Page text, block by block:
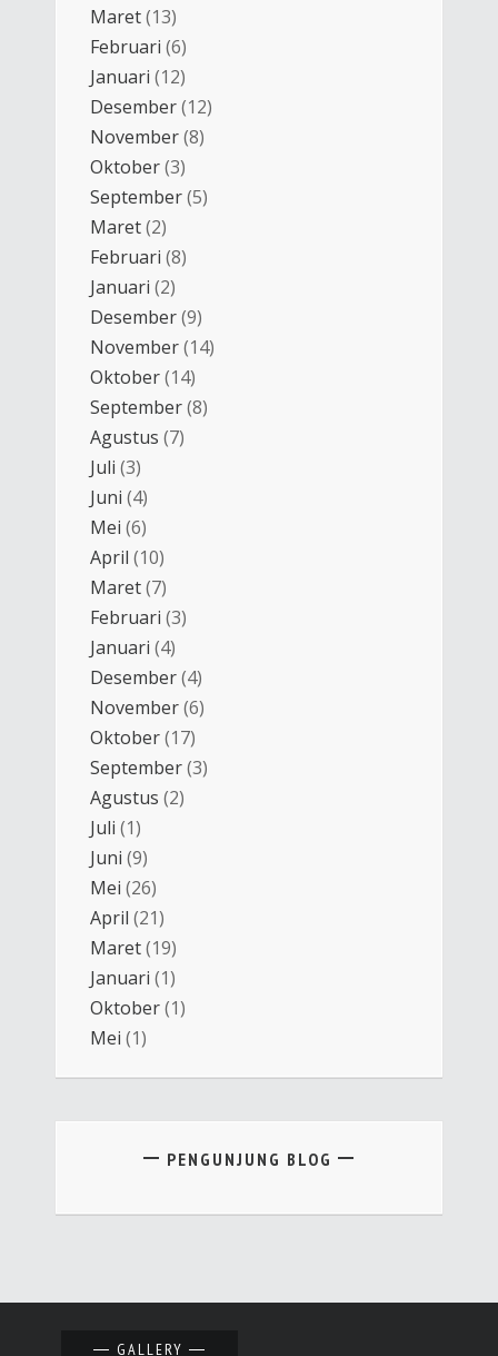
Maret(13)
Februari (6)
Januari (12)
Desember(12)
November(8)
Oktober(3)
September(5)
Maret(2)
Februari (8)
Januari (2)
Desember(9)
November(14)
Oktober(14)
September(8)
Agustus (7)
Juli (3)
Juni (4)
Mei (6)
April (10)
Maret(7)
Februari (3)
Januari (4)
Desember(4)
November(6)
Oktober(17)
September(3)
Agustus (2)
Juli (1)
Juni (9)
Mei (26)
April (21)
Maret(19)
Januari (1)
Oktober(1)
Mei (1)
PENGUNJUNG BLOG
GALLERY